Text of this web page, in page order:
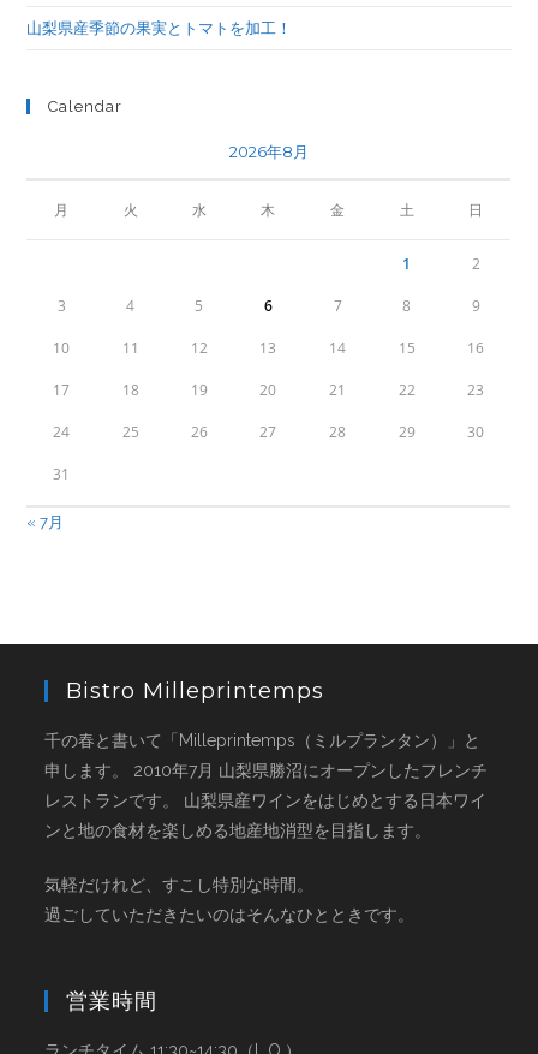
山梨県産季節の果実とトマトを加工！
Calendar
2026年8月
月 火 水 木 金 土 日
1 2
3 4 5 6 7 8 9
10 11 12 13 14 15 16
17 18 19 20 21 22 23
24 25 26 27 28 29 30
31
« 7月
Bistro Milleprintemps
千の春と書いて「Milleprintemps（ミルプランタン）」と
申します。 2010年7月 山梨県勝沼にオープンしたフレンチ
レストランです。 山梨県産ワインをはじめとする日本ワイ
ンと地の食材を楽しめる地産地消型を目指します。
気軽だけれど、すこし特別な時間。
過ごしていただきたいのはそんなひとときです。
営業時間